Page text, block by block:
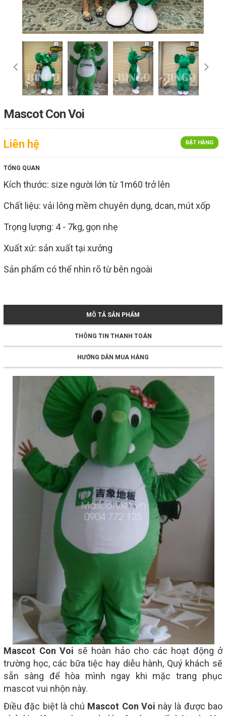
Mascot Con Voi
ĐẶT HÀNG
Liên hệ
TỔNG QUAN
Kích thước: size người lớn từ 1m60 trở lên
Chất liệu: vải lông mềm chuyên dụng, dcan, mút xốp
Trọng lượng: 4 - 7kg, gọn nhẹ
Xuất xứ: sản xuất tại xưởng
Sản phẩm có thể nhìn rõ từ bên ngoài
MÔ TẢ SẢN PHẨM
THÔNG TIN THANH TOÁN
HƯỚNG DẪN MUA HÀNG
Mascot Con Voi sẽ hoàn hảo cho các hoạt động ở
trường học, các bữa tiệc hay diễu hành, Quý khách sẽ
sẵn sàng để hòa mình ngay khi mặc trang phục
mascot vui nhộn này.
Điều đặc biệt là chú Mascot Con Voi này là được bao